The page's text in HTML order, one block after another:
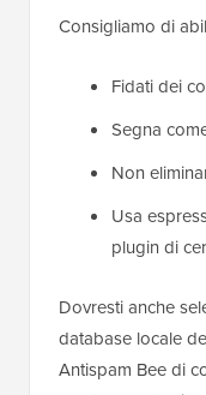
Alcuni spam
dedicato può
Antispam Bee è un
gratuito e
una chiave API o
L'installazione di
prima ancora che
Una volta